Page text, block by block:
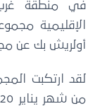
في منطقة
الإقليمية
أولريش بك عن
لقد ارتكبت